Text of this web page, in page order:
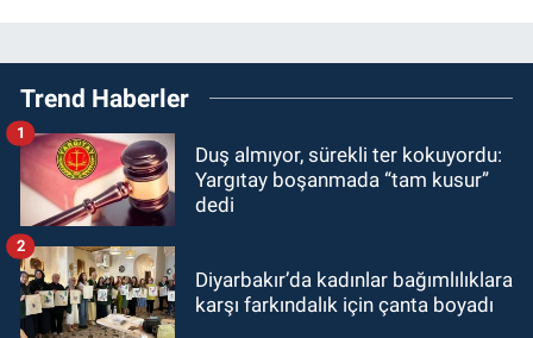
Trend Haberler
Duş almıyor, sürekli ter kokuyordu:
Yargıtay boşanmada “tam kusur”
dedi
1
Diyarbakır’da kadınlar bağımlılıklara
karşı farkındalık için çanta boyadı
2